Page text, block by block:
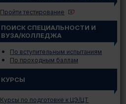
Пройти тестирование
ПОИСК СПЕЦИАЛЬНОСТИ И
ВУЗА/КОЛЛЕДЖА
По вступительным испытаниям
По проходным баллам
КУРСЫ
Курсы по подготовке к ЦЭ/ЦТ